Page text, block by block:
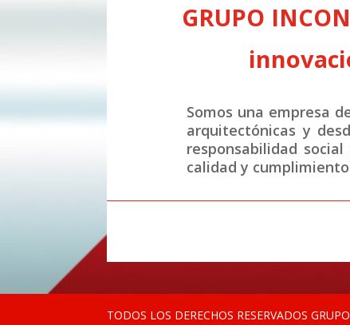
GRUPO
Somos una empresa
arquitectónicas y
responsabilidad
calidad y
TODOS LOS DERECHOS RESERVADOS